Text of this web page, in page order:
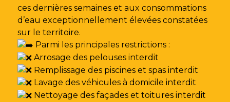
ces dernières semaines et aux consommations
d’eau exceptionnellement élevées constatées
sur le territoire.
Parmi les principales restrictions :
Arrosage des pelouses interdit
Remplissage des piscines et spas interdit
Lavage des véhicules à domicile interdit
Nettoyage des façades et toitures interdit